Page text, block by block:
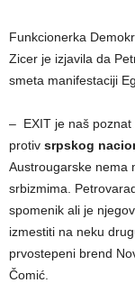
Funkcionerka
Zicer je izjavila da
smeta manifestaciji
– EXIT je naš poznat
protiv srpskog
Austrougarske nema
srbizmima.
spomenik ali je
izmestiti na neku
prvostepeni brend
Čomić.